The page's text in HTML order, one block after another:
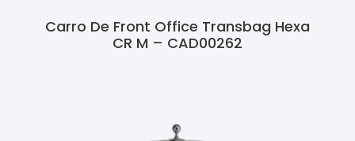
Carro De Front Office Transbag Hexa
CR M – CAD00262